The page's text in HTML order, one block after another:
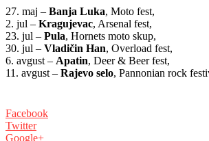
27. maj – Banja Luka, Moto fest,
2. jul – Kragujevac, Arsenal fest,
23. jul – Pula, Hornets moto skup,
30. jul – Vladičin Han, Overload fest,
6. avgust – Apatin, Deer & Beer fest,
11. avgust – Rajevo selo, Pannonian rock
Facebook
Twitter
Google+